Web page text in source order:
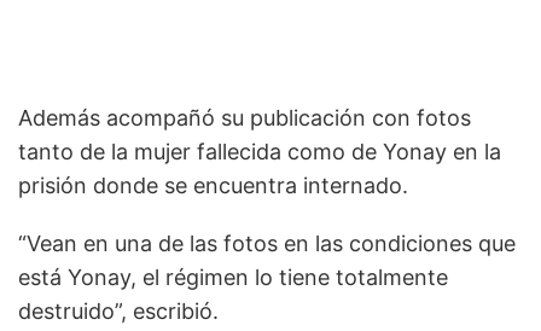
Además acompañó su publicación con fotos
tanto de la mujer fallecida como de Yonay en la
prisión donde se encuentra internado.
“Vean en una de las fotos en las condiciones que
está Yonay, el régimen lo tiene totalmente
destruido”, escribió.